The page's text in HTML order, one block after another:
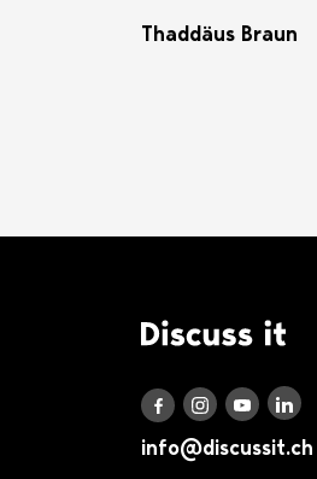
Thaddäus Braun
Discuss it auf
Discuss it
info@discussit.ch